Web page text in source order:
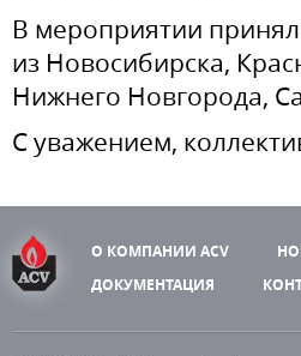
В мероприятии
из Новосибирска,
Нижнего Новгорода,
С уважением,
О КОМПАНИИ ACV
ДОКУМЕНТАЦИЯ